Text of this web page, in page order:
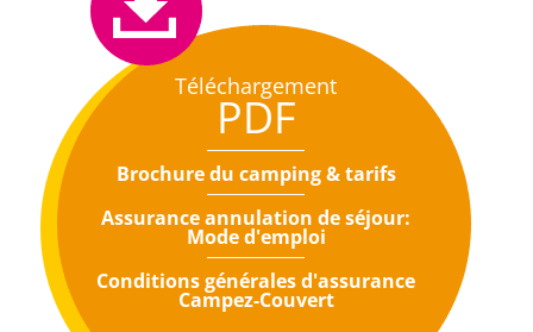
Téléchargement
PDF
Brochure du camping & tarifs
Assurance annulation de séjour:
Mode d'emploi
Conditions générales d'assurance
Campez-Couvert